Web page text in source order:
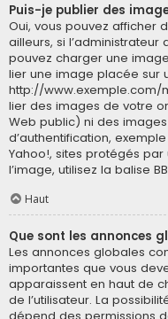
Puis-je publier des
Oui, vous pouvez afficher
ailleurs, si l’administrateur
pouvez charger une
lier une image placée sur
http://www.exemple.com/
lier des images de votre
Web public) ni des
d’authentification,
Yahoo!, sites protégés
l’image, utilisez la balise
Haut
Que sont les annonces
Les annonces globales
importantes que vous
apparaissent en haut de
de l’utilisateur. La
dépend des permissions